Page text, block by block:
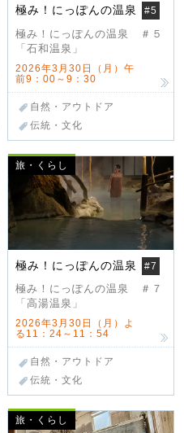
極み！にっぽんの温泉 #5
極み！にっぽんの温泉 ＃５
「石和温泉」
2026年3月30日（月）午
前9：00～9：30
自然・アウトドア
伝統・文化
旅・くらし
極み！にっぽんの温泉 #7
極み！にっぽんの温泉 ＃７
「高湯温泉」
2026年3月30日（月）よ
る11：24～11：54
自然・アウトドア
伝統・文化
旅・くらし